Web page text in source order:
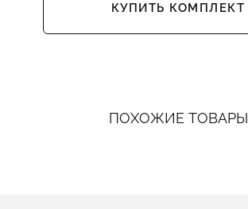
КУПИТЬ КОМПЛЕКТ
ПОХОЖИЕ ТОВАРЫ